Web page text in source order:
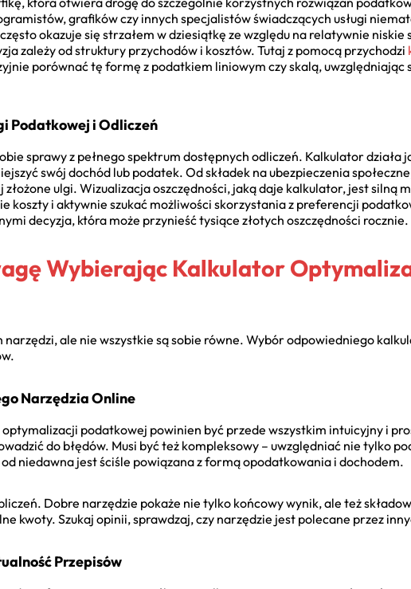
grafików czy innych specjalistów świadczących usługi
okazuje się strzałem w dziesiątkę ze względu na relatywnie niskie
zależy od struktury przychodów i kosztów. Tutaj z pomocą przychodzi
porównać tę formę z podatkiem liniowym czy skalą, uwzględniając
Podatkowej i Odliczeń
sprawy z pełnego spektrum dostępnych odliczeń. Kalkulator działa
swój dochód lub podatek. Od składek na ubezpieczenia
ulgi. Wizualizacja oszczędności, jaką daje kalkulator, jest silną
koszty i aktywnie szukać możliwości skorzystania z preferencji
decyzja, która może przynieść tysiące złotych oszczędności rocznie.
Wybierając Kalkulator
ale nie wszystkie są sobie równe. Wybór odpowiedniego
Narzędzia Online
podatkowej powinien być przede wszystkim intuicyjny i
do błędów. Musi być też kompleksowy – uwzględniać nie tylko
niedawna jest ściśle powiązana z formą opodatkowania i dochodem.
Dobre narzędzie pokaże nie tylko końcowy wynik, ale też
kwoty. Szukaj opinii, sprawdzaj, czy narzędzie jest polecane przez
Przepisów